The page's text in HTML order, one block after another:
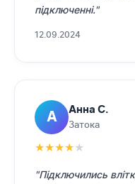
підключенні."
12.09.2024
А Анна С.
Затока
★★★★★
"Підключились